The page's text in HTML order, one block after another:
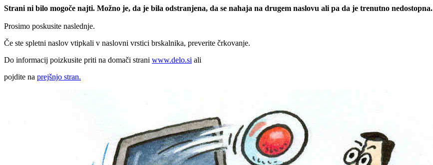
Strani ni bilo mogoče najti. Možno je, da je bila odstranjena, da se nahaja na drugem naslovu ali pa da je trenutno nedostopna.
Prosimo poskusite naslednje.
Če ste spletni naslov vtipkali v naslovni vrstici brskalnika, preverite črkovanje.
Do informacij poizkusite priti na domači strani www.delo.si ali
pojdite na prejšnjo stran.